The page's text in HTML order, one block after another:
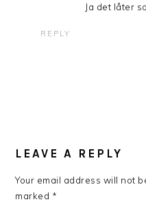
Ja det låter
REPLY
LEAVE A REPLY
Your email address will not
marked *